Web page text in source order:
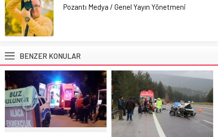
Pozantı Medya / Genel Yayın Yönetmeni
BENZER KONULAR